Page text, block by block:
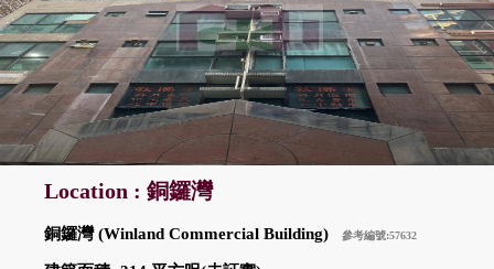
Location : 銅鑼灣
銅鑼灣 (Winland Commercial Building) 參考編號:57632